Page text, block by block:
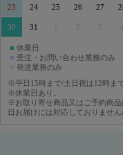
23 24 25 26 27
30 31
■ 休業日
■ 受注・お問い合わせ業務のみ
■ 発送業務のみ
※平日15時まで/土日祝は12時ま
※休業日あり。
※お取り寄せ商品又はご予約商
日お届けには対応しておりません